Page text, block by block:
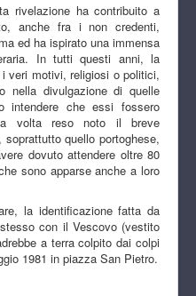
rivelazione ha contribuito a
anche fra i non credenti,
ed ha ispirato una immensa
In tutti questi anni, la
veri motivi, religiosi o politici,
divulgazione di quelle
intendere che essi fossero
volta reso noto il breve
quello portoghese,
dovuto attendere oltre 80
sono apparse anche a loro
la identificazione fatta da
con il Vescovo (vestito
a terra colpito dai colpi
1981 in piazza San Pietro.